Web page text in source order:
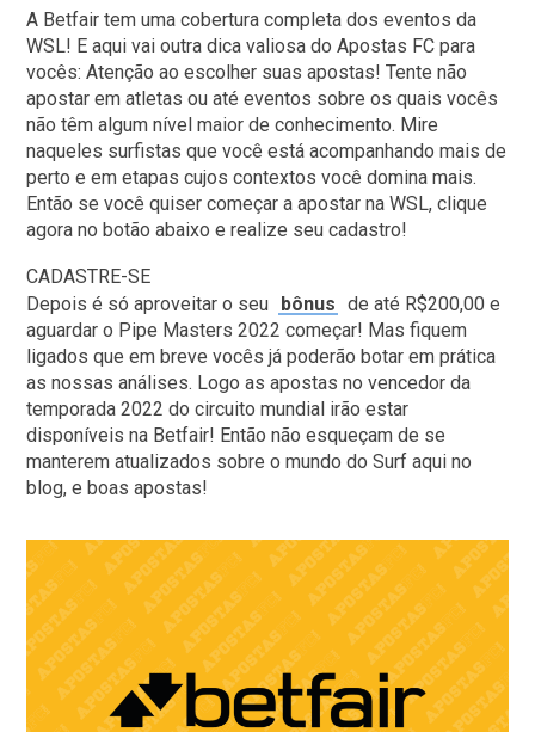
A Betfair tem uma cobertura completa dos eventos da
WSL! E aqui vai outra dica valiosa do Apostas FC para
vocês: Atenção ao escolher suas apostas! Tente não
apostar em atletas ou até eventos sobre os quais vocês
não têm algum nível maior de conhecimento. Mire
naqueles surfistas que você está acompanhando mais de
perto e em etapas cujos contextos você domina mais.
Então se você quiser começar a apostar na WSL, clique
agora no botão abaixo e realize seu cadastro!
CADASTRE-SE
Depois é só aproveitar o seu bônus de até R$200,00 e
aguardar o Pipe Masters 2022 começar! Mas fiquem
ligados que em breve vocês já poderão botar em prática
as nossas análises. Logo as apostas no vencedor da
temporada 2022 do circuito mundial irão estar
disponíveis na Betfair! Então não esqueçam de se
manterem atualizados sobre o mundo do Surf aqui no
blog, e boas apostas!